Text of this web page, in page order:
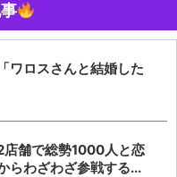
ワロスさんと結婚した
舗で総勢1000人と恋
らわざわざ参戦する...